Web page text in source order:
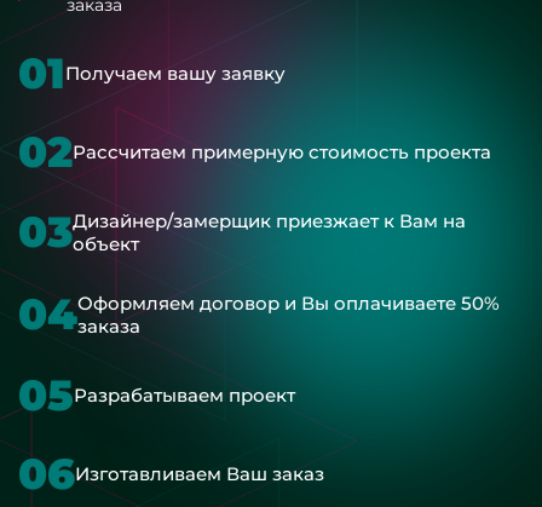
заказа
01Получаем вашу заявку
02Рассчитаем примерную стоимость проекта
03Дизайнер/замерщик приезжает к Вам на
объект
04Оформляем договор и Вы оплачиваете 50%
заказа
05Разрабатываем проект
06Изготавливаем Ваш заказ